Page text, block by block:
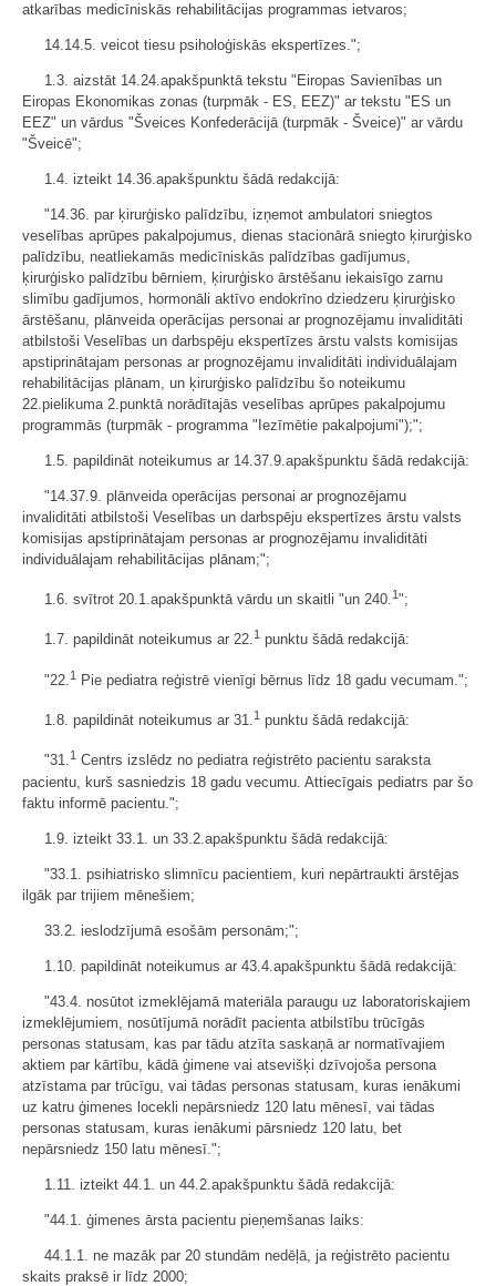
atkarības medicīniskās rehabilitācijas programmas ietvaros;
14.14.5. veicot tiesu psiholoģiskās ekspertīzes.";
1.3. aizstāt 14.24.apakšpunktā tekstu "Eiropas Savienības un
Eiropas Ekonomikas zonas (turpmāk - ES, EEZ)" ar tekstu "ES un
EEZ" un vārdus "Šveices Konfederācijā (turpmāk - Šveice)" ar vārdu
"Šveicē";
1.4. izteikt 14.36.apakšpunktu šādā redakcijā:
"14.36. par ķirurģisko palīdzību, izņemot ambulatori sniegtos
veselības aprūpes pakalpojumus, dienas stacionārā sniegto ķirurģisko
palīdzību, neatliekamās medicīniskās palīdzības gadījumus,
ķirurģisko palīdzību bērniem, ķirurģisko ārstēšanu iekaisīgo zarnu
slimību gadījumos, hormonāli aktīvo endokrīno dziedzeru ķirurģisko
ārstēšanu, plānveida operācijas personai ar prognozējamu invaliditāti
atbilstoši Veselības un darbspēju ekspertīzes ārstu valsts komisijas
apstiprinātajam personas ar prognozējamu invaliditāti individuālajam
rehabilitācijas plānam, un ķirurģisko palīdzību šo noteikumu
22.pielikuma 2.punktā norādītajās veselības aprūpes pakalpojumu
programmās (turpmāk - programma "Iezīmētie pakalpojumi");";
1.5. papildināt noteikumus ar 14.37.9.apakšpunktu šādā redakcijā:
"14.37.9. plānveida operācijas personai ar prognozējamu
invaliditāti atbilstoši Veselības un darbspēju ekspertīzes ārstu valsts
komisijas apstiprinātajam personas ar prognozējamu invaliditāti
individuālajam rehabilitācijas plānam;";
1.6. svītrot 20.1.apakšpunktā vārdu un skaitli "un 240.1";
1.7. papildināt noteikumus ar 22.1 punktu šādā redakcijā:
"22. 1 Pie pediatra reģistrē vienīgi bērnus līdz 18 gadu vecumam.";
1.8. papildināt noteikumus ar 31.1 punktu šādā redakcijā:
"31.1 Centrs izslēdz no pediatra reģistrēto pacientu saraksta
pacientu, kurš sasniedzis 18 gadu vecumu. Attiecīgais pediatrs par šo
faktu informē pacientu.";
1.9. izteikt 33.1. un 33.2.apakšpunktu šādā redakcijā:
"33.1. psihiatrisko slimnīcu pacientiem, kuri nepārtraukti ārstējas
ilgāk par trijiem mēnešiem;
33.2. ieslodzījumā esošām personām;";
1.10. papildināt noteikumus ar 43.4.apakšpunktu šādā redakcijā:
"43.4. nosūtot izmeklējamā materiāla paraugu uz laboratoriskajiem
izmeklējumiem, nosūtījumā norādīt pacienta atbilstību trūcīgās
personas statusam, kas par tādu atzīta saskaņā ar normatīvajiem
aktiem par kārtību, kādā ģimene vai atsevišķi dzīvojoša persona
atzīstama par trūcīgu, vai tādas personas statusam, kuras ienākumi
uz katru ģimenes locekli nepārsniedz 120 latu mēnesī, vai tādas
personas statusam, kuras ienākumi pārsniedz 120 latu, bet
nepārsniedz 150 latu mēnesī.";
1.11. izteikt 44.1. un 44.2.apakšpunktu šādā redakcijā:
"44.1. ģimenes ārsta pacientu pieņemšanas laiks:
44.1.1. ne mazāk par 20 stundām nedēļā, ja reģistrēto pacientu
skaits praksē ir līdz 2000;